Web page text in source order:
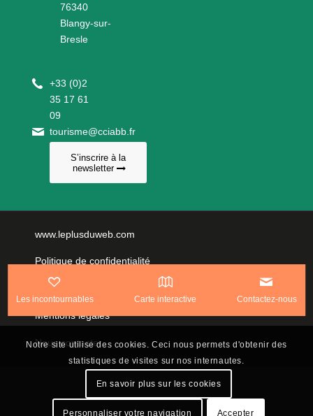
Les incontournables Carte interactive Contactez-nous
76340
Blangy-sur-
Bresle
+33 (0)2
35 17 61
09
tourisme@cciabb.fr
S’inscrire à la
newsletter
www.leplusduweb.com
Politique de confidentialité
Plan du site
Mentions légales
Nous contacter
Notre site utilise des cookies. Ceci nous permets d'obtenir des
statistiques de visites sur nos internautes.
En savoir plus sur les cookies
Personnaliser votre navigation Accepter